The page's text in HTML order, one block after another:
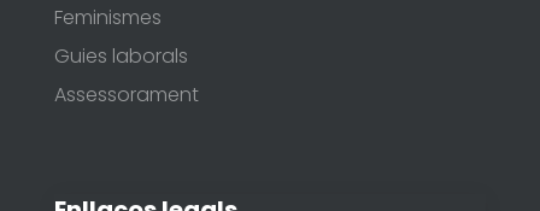
Feminismes
Guies laborals
Assessorament